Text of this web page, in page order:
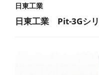
日東工業
日東工業 Pit-3Gシ